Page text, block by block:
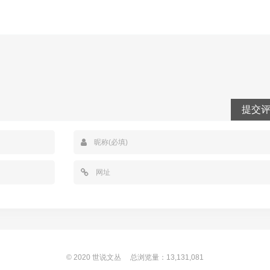
提交
© 2020 世说文丛 总浏览量：13,131,081